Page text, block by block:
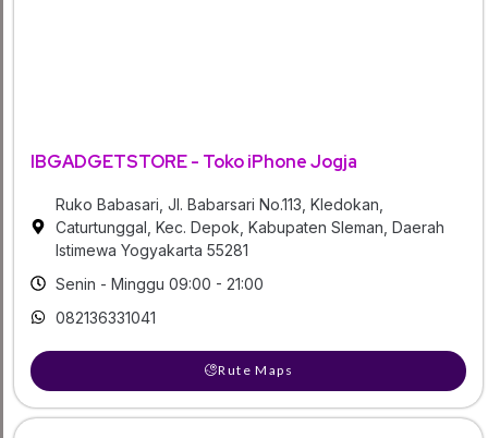
IBGADGETSTORE - Toko iPhone Jogja
Ruko Babasari, Jl. Babarsari No.113, Kledokan,
Caturtunggal, Kec. Depok, Kabupaten Sleman, Daerah
Istimewa Yogyakarta 55281
Senin - Minggu 09:00 - 21:00
082136331041
Rute Maps